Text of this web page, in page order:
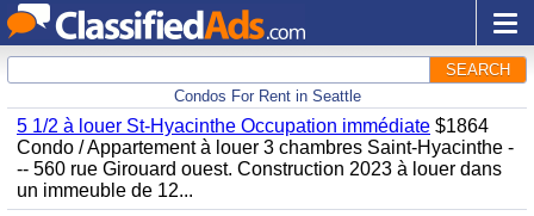
SEARCH
Condos For Rent in Seattle
5 1/2 à louer St-Hyacinthe Occupation immédiate $1864
Condo / Appartement à louer 3 chambres Saint-Hyacinthe -
-- 560 rue Girouard ouest. Construction 2023 à louer dans
un immeuble de 12...